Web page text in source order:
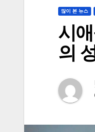
많이 본 뉴스
시
의